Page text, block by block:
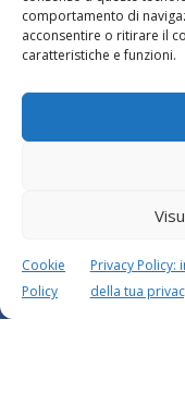
comportamento di
acconsentire o ritirare il
caratteristiche e funzioni.
Cookie
Policy
Privacy
della tua